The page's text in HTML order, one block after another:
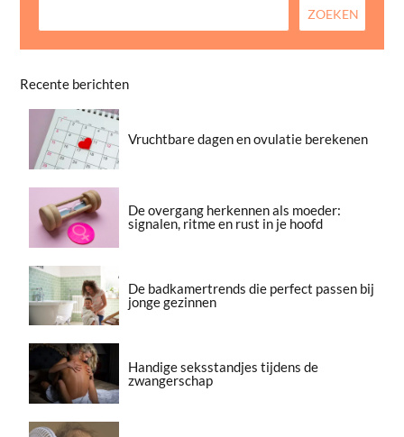
Recente berichten
Vruchtbare dagen en ovulatie berekenen
De overgang herkennen als moeder:
signalen, ritme en rust in je hoofd
De badkamertrends die perfect passen bij
jonge gezinnen
Handige seksstandjes tijdens de
zwangerschap